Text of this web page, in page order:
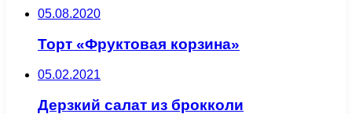
05.08.2020
Торт «Фруктовая корзина»
05.02.2021
Дерзкий салат из брокколи